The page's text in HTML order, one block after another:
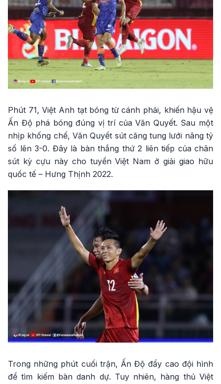
Phút 71, Việt Anh tạt bóng từ cánh phải, khiến hậu vệ
Ấn Độ phá bóng đúng vị trí của Văn Quyết. Sau một
nhịp khống chế, Văn Quyết sút căng tung lưới nâng tỷ
số lên 3-0. Đây là bàn thắng thứ 2 liên tiếp của chân
sút kỳ cựu này cho tuyển Việt Nam ở giải giao hữu
quốc tế – Hưng Thịnh 2022.
Trong những phút cuối trận, Ấn Độ đẩy cao đội hình
để tìm kiếm bàn danh dự. Tuy nhiên, hàng thủ Việt